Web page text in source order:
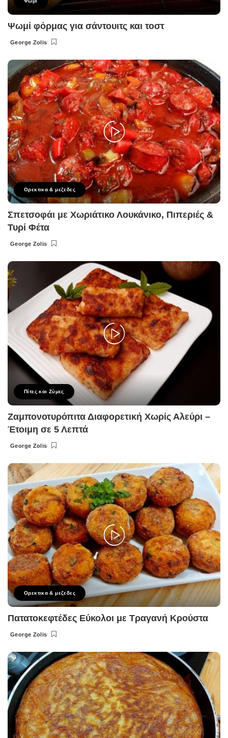
Ψωμί φόρμας για σάντουιτς και τοστ
Posted
George Zolis
Ορεκτικα & μεζεδες
Σπετσοφάι με Χωριάτικο Λουκάνικο, Πιπεριές &
Τυρί Φέτα
Posted
George Zolis
Πίτες και Ζύμες
Ζαμπονοτυρόπιτα Διαφορετική Χωρίς Αλεύρι –
Έτοιμη σε 5 Λεπτά
Posted
George Zolis
Ορεκτικα & μεζεδες
Πατατοκεφτέδες Εύκολοι με Τραγανή Κρούστα
Posted
George Zolis